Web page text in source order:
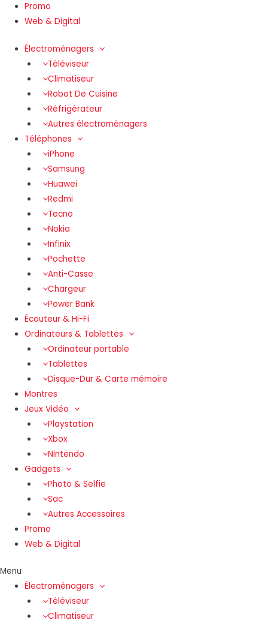
Promo
Web & Digital
Électroménagers
Téléviseur
Climatiseur
Robot De Cuisine
Réfrigérateur
Autres électroménagers
Téléphones
iPhone
Samsung
Huawei
Redmi
Tecno
Nokia
Infinix
Pochette
Anti-Casse
Chargeur
Power Bank
Écouteur & Hi-Fi
Ordinateurs & Tablettes
Ordinateur portable
Tablettes
Disque-Dur & Carte mémoire
Montres
Jeux Vidéo
Playstation
Xbox
Nintendo
Gadgets
Photo & Selfie
Sac
Autres Accessoires
Promo
Web & Digital
Menu
Électroménagers
Téléviseur
Climatiseur